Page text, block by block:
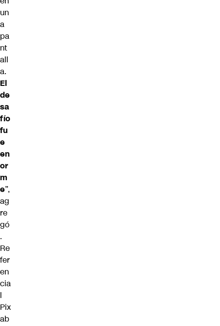
un
a
pa
nt
all
a.
El
de
sa
fío
fu
e
en
or
m
e”,
ag
re
gó
.
Re
fer
en
cia
l
Pix
ab